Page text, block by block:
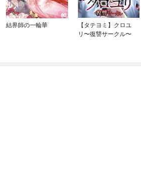
結界師の一輪華
【タテヨミ】クロユ
リ〜復讐サークル〜